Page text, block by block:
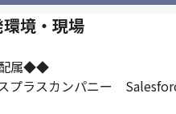
境・現場
属◆◆
プラスカンパニー　